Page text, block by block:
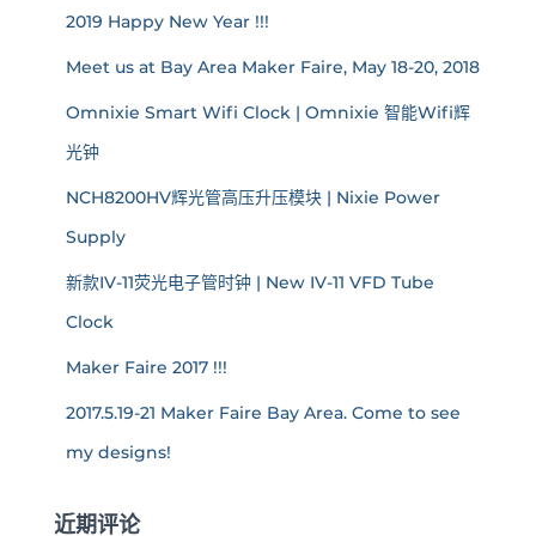
2019 Happy New Year !!!
Meet us at Bay Area Maker Faire, May 18-20, 2018
Omnixie Smart Wifi Clock | Omnixie 智能Wifi辉
光钟
NCH8200HV辉光管高压升压模块 | Nixie Power
Supply
新款IV-11荧光电子管时钟 | New IV-11 VFD Tube
Clock
Maker Faire 2017 !!!
2017.5.19-21 Maker Faire Bay Area. Come to see
my designs!
近期评论